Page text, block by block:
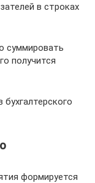
в строках
суммировать
получится
бухгалтерского
формируется